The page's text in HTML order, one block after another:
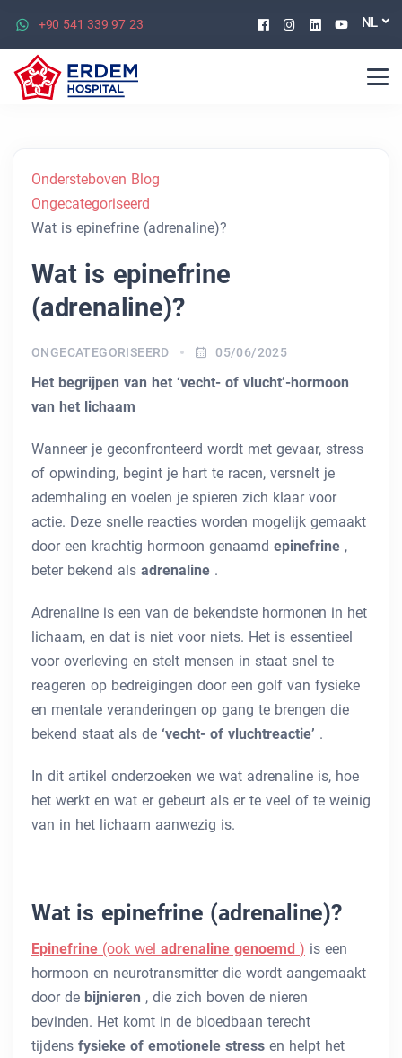
+90 541 339 97 23 Facebook
Instagram
Linkedin
NL
Ondersteboven Blog
Ongecategoriseerd
Wat is epinefrine (adrenaline)?
Wat is epinefrine
(adrenaline)?
ONGECATEGORISEERD 05/06/2025
Het begrijpen van het ‘vecht- of vlucht’-hormoon
van het lichaam
Wanneer je geconfronteerd wordt met gevaar, stress
of opwinding, begint je hart te racen, versnelt je
ademhaling en voelen je spieren zich klaar voor
actie. Deze snelle reacties worden mogelijk gemaakt
door een krachtig hormoon genaamd epinefrine ,
beter bekend als adrenaline .
Adrenaline is een van de bekendste hormonen in het
lichaam, en dat is niet voor niets. Het is essentieel
voor overleving en stelt mensen in staat snel te
reageren op bedreigingen door een golf van fysieke
en mentale veranderingen op gang te brengen die
bekend staat als de ‘vecht- of vluchtreactie’ .
In dit artikel onderzoeken we wat adrenaline is, hoe
het werkt en wat er gebeurt als er te veel of te weinig
van in het lichaam aanwezig is.
Wat is epinefrine (adrenaline)?
Epinefrine (ook wel adrenaline genoemd ) is een
hormoon en neurotransmitter die wordt aangemaakt
door de bijnieren , die zich boven de nieren
bevinden. Het komt in de bloedbaan terecht
tijdens fysieke of emotionele stress en helpt het